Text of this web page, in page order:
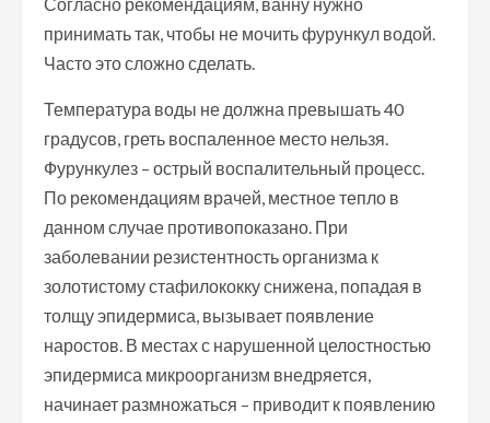
принимать так, чтобы не мочить фурункул водой.
Часто это сложно сделать.
Температура воды не должна превышать 40
градусов, греть воспаленное место нельзя.
Фурункулез – острый воспалительный процесс.
По рекомендациям врачей, местное тепло в
данном случае противопоказано. При
заболевании резистентность организма к
золотистому стафилококку снижена, попадая в
толщу эпидермиса, вызывает появление
наростов. В местах с нарушенной целостностью
эпидермиса микроорганизм внедряется,
начинает размножаться – приводит к появлению